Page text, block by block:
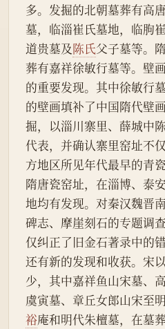
多。发掘的北朝墓葬有高
墓，临淄崔氏墓地，临朐
道贵墓及陈氏父子墓等。
葬有嘉祥徐敏行墓等。壁
的重要发现。其中徐敏行
的壁画填补了中国隋代壁
掘，以淄川寨里、薛城中
代表，并确认寨里窑址不
方地区所见年代最早的青瓷
隋唐瓷窑址，在淄博、泰
地均有发现。对秦汉魏晋
碑志、摩崖刻石的专题调
仅纠正了旧金石著录中的错
还有新的发现和收获。宋
少，其中嘉祥鱼山宋墓、
虞寅墓、章丘女郎山宋至
裕庵和明代朱檀墓，在墓葬